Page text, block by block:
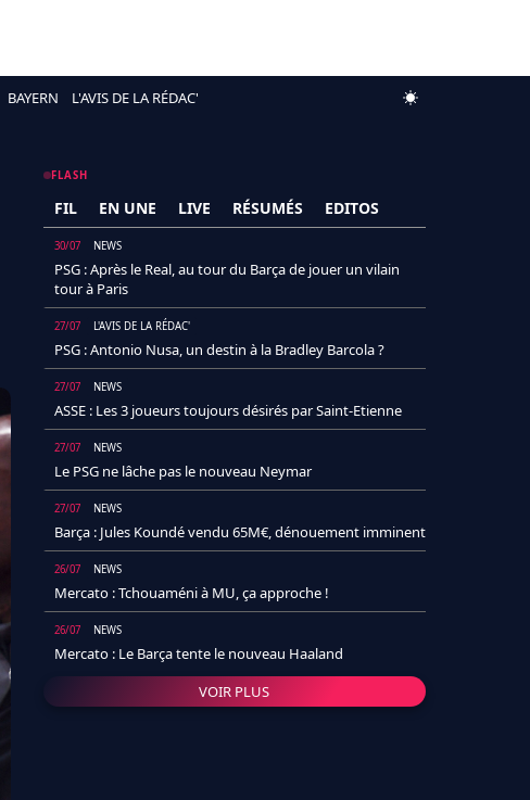
BAYERN L'AVIS DE LA RÉDAC'
FLASH
FIL EN UNE LIVE RÉSUMÉS EDITOS
30/07 NEWS
PSG : Après le Real, au tour du Barça de jouer un vilain
tour à Paris
27/07 L'AVIS DE LA RÉDAC'
PSG : Antonio Nusa, un destin à la Bradley Barcola ?
27/07 NEWS
ASSE : Les 3 joueurs toujours désirés par Saint-Etienne
27/07 NEWS
Le PSG ne lâche pas le nouveau Neymar
27/07 NEWS
Barça : Jules Koundé vendu 65M€, dénouement imminent
26/07 NEWS
Mercato : Tchouaméni à MU, ça approche !
26/07 NEWS
Mercato : Le Barça tente le nouveau Haaland
VOIR PLUS